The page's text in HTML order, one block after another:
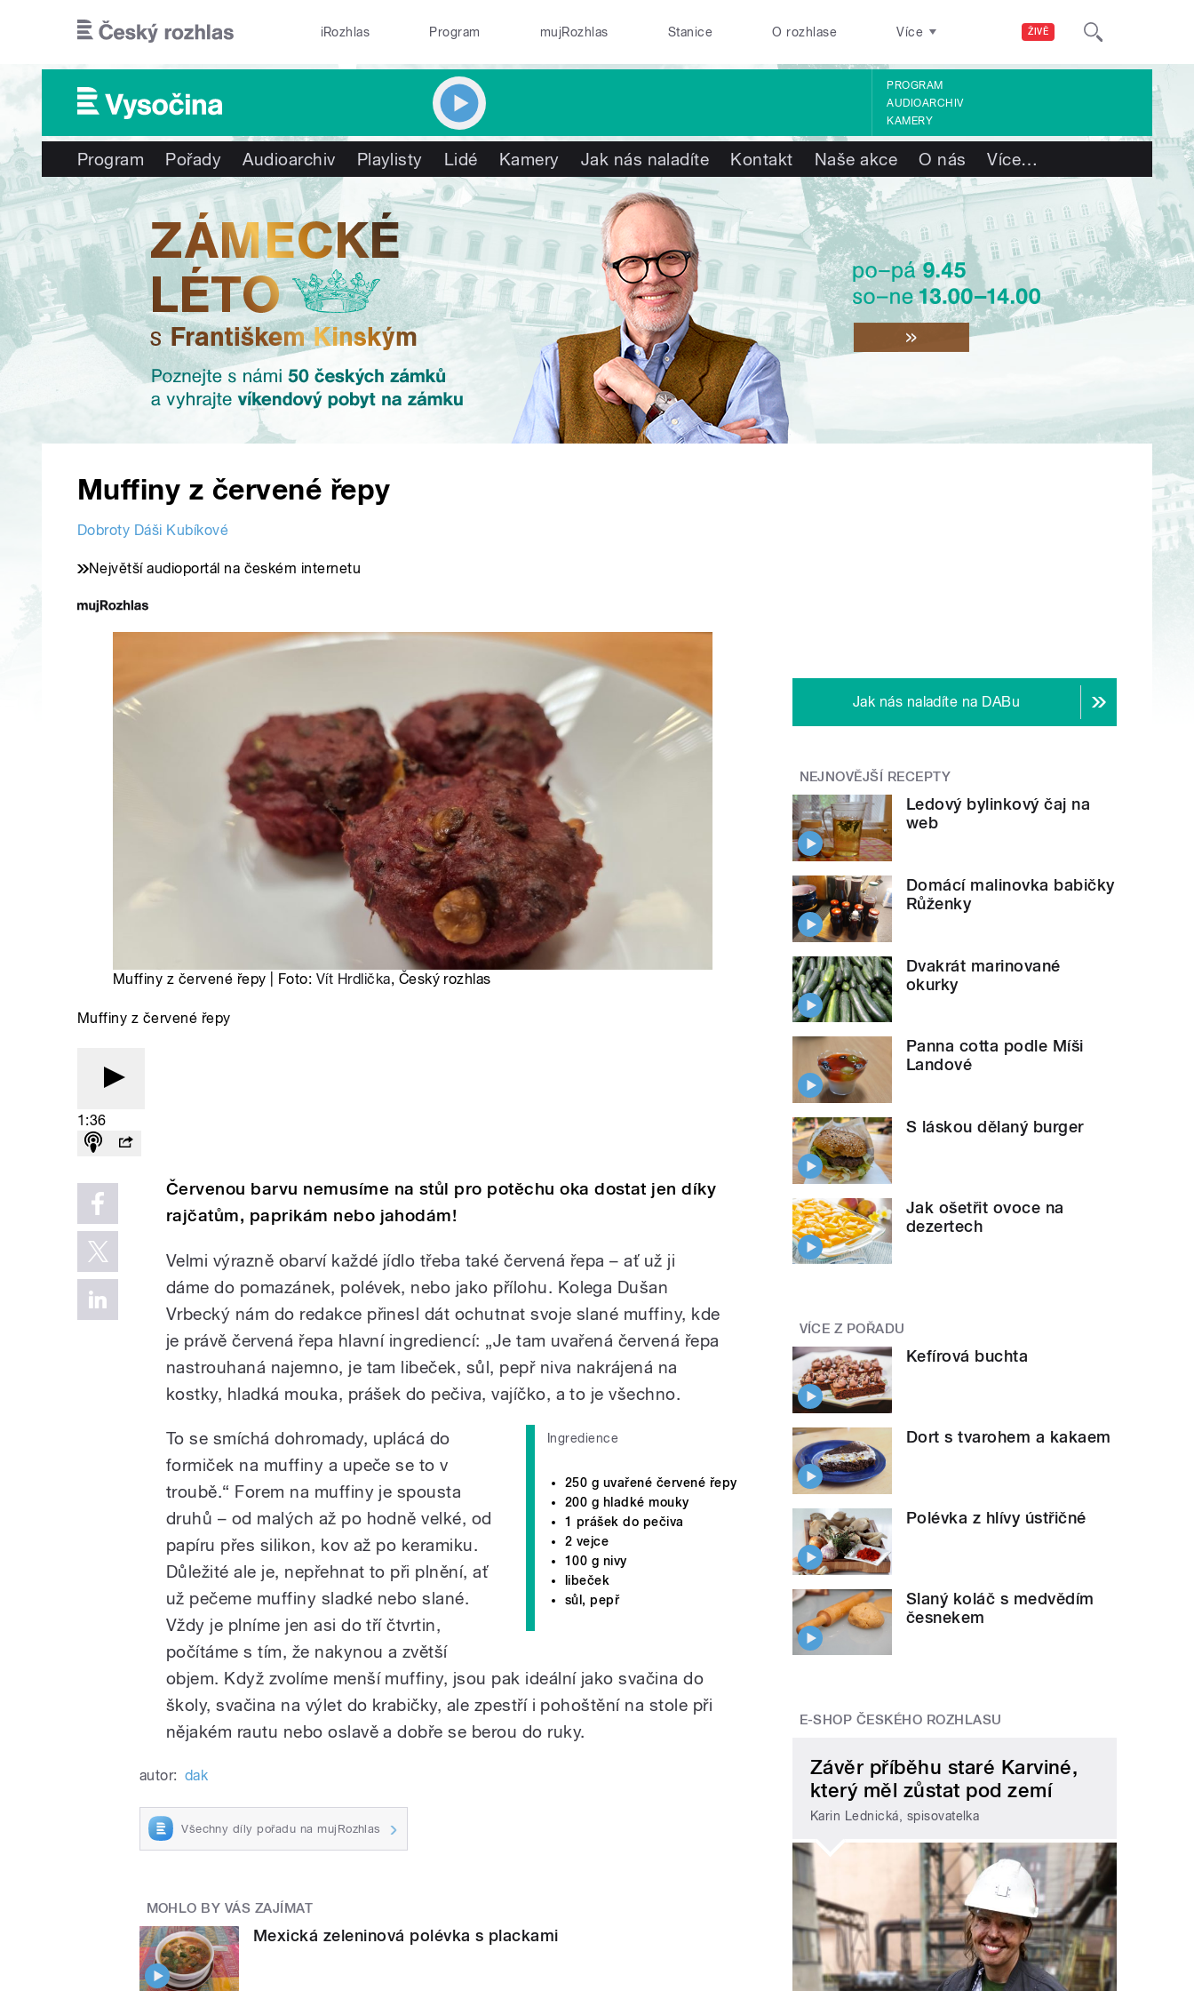
ŽIVĚ
iRozhlas Program mujRozhlas Stanice O rozhlase Více
PROGRAM
AUDIOARCHIV
KAMERY
Program Pořady Audioarchiv Playlisty Lidé Kamery Jak nás naladíte Kontakt Naše akce O nás Více…
Muffiny z červené řepy
Dobroty Dáši Kubíkové
Největší audioportál na českém internetu
Muffiny z červené řepy | Foto: Vít Hrdlička, Český rozhlas
Muffiny z červené řepy
1:36
Červenou barvu nemusíme na stůl pro potěchu oka dostat jen díky
rajčatům, paprikám nebo jahodám!
Velmi výrazně obarví každé jídlo třeba také červená řepa – ať už ji
dáme do pomazánek, polévek, nebo jako přílohu. Kolega Dušan
Vrbecký nám do redakce přinesl dát ochutnat svoje slané muffiny, kde
je právě červená řepa hlavní ingrediencí: „Je tam uvařená červená řepa
nastrouhaná najemno, je tam libeček, sůl, pepř niva nakrájená na
kostky, hladká mouka, prášek do pečiva, vajíčko, a to je všechno.
Ingredience
250 g uvařené červené řepy
200 g hladké mouky
1 prášek do pečiva
2 vejce
100 g nivy
libeček
sůl, pepř
To se smíchá dohromady, uplácá do
formiček na muffiny a upeče se to v
troubě.“ Forem na muffiny je spousta
druhů – od malých až po hodně velké, od
papíru přes silikon, kov až po keramiku.
Důležité ale je, nepřehnat to při plnění, ať
už pečeme muffiny sladké nebo slané.
Vždy je plníme jen asi do tří čtvrtin,
počítáme s tím, že nakynou a zvětší
objem. Když zvolíme menší muffiny, jsou pak ideální jako svačina do
školy, svačina na výlet do krabičky, ale zpestří i pohoštění na stole při
nějakém rautu nebo oslavě a dobře se berou do ruky.
autor: dak
Všechny díly pořadu na mujRozhlas
MOHLO BY VÁS ZAJÍMAT
Mexická zeleninová polévka s plackami
Jak nás naladíte na DABu
NEJNOVĚJŠÍ RECEPTY
Ledový bylinkový čaj na
web
Domácí malinovka babičky
Růženky
Dvakrát marinované
okurky
Panna cotta podle Míši
Landové
S láskou dělaný burger
Jak ošetřit ovoce na
dezertech
VÍCE Z POŘADU
Kefírová buchta
Dort s tvarohem a kakaem
Polévka z hlívy ústřičné
Slaný koláč s medvědím
česnekem
E-SHOP ČESKÉHO ROZHLASU
Závěr příběhu staré Karviné,
který měl zůstat pod zemí
Karin Lednická, spisovatelka